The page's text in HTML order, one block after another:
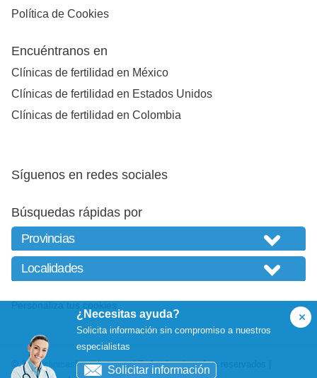
¿Necesitas ayuda?
Solicita información sin compromiso a nuestros
especialistas
Solicitar información
Política de Cookies
Encuéntranos en
Clínicas de fertilidad en México
Clínicas de fertilidad en Estados Unidos
Clínicas de fertilidad en Colombia
Síguenos en redes sociales
Búsquedas rápidas por
© 2026clinicasfertilidad.com| Todos los derechos reservados |